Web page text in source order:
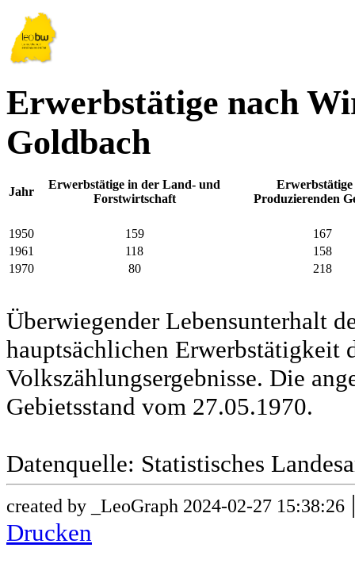
Erwerbstätige nach
Goldbach
Jahr
Erwerbstätige in der Land- und
Forstwirtschaft
Erwerbstätige
Produzierenden
1950 159
167
1961
118
158
1970
80 218
Überwiegender Lebensunterhalt
hauptsächlichen Erwerbstätigkeit
Volkszählungsergebnisse. Die
Gebietsstand vom 27.05.1970.
Datenquelle: Statistisches
created by _LeoGraph 2024-02-27 15:38:26
Drucken